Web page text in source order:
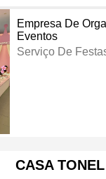
Empresa De
Eventos
Serviço De
CASA TONEL